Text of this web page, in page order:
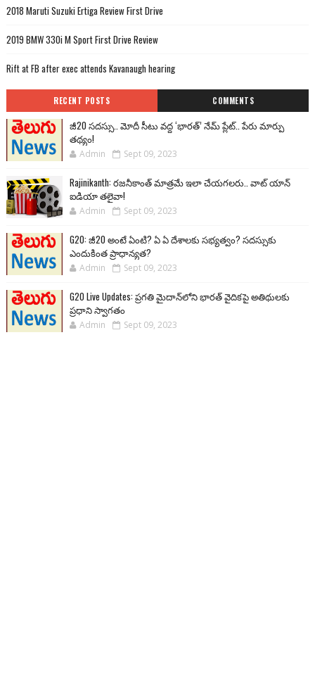
2018 Maruti Suzuki Ertiga Review First Drive
2019 BMW 330i M Sport First Drive Review
Rift at FB after exec attends Kavanaugh hearing
RECENT POSTS COMMENTS
జీ20 సదస్సు.. మోదీ సీటు వద్ద ‘భారత్’ నేమ్ ప్లేట్‌.. పేరు మార్పు
తథ్యం!
Admin Sept 09, 2023
Rajinikanth: రజనీకాంత్ మాత్రమే ఇలా చేయగలరు.. వాట్ యాన్
ఐడియా తలైవా!
Admin Sept 09, 2023
G20: జీ20 అంటే ఏంటి? ఏ ఏ దేశాలకు సభ్యత్వం? సదస్సుకు
ఎందుకింత ప్రాధాన్యత?
Admin Sept 09, 2023
G20 Live Updates: ప్రగతి మైదాన్‌లోని భారత్ వైదికపై అతిథులకు
ప్రధాని స్వాగతం
Admin Sept 09, 2023